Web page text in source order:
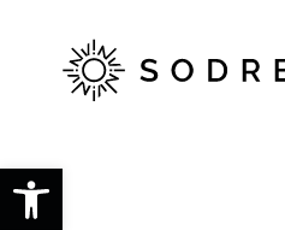
Abrir barra de
contenido
principal